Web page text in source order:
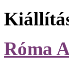
Róma